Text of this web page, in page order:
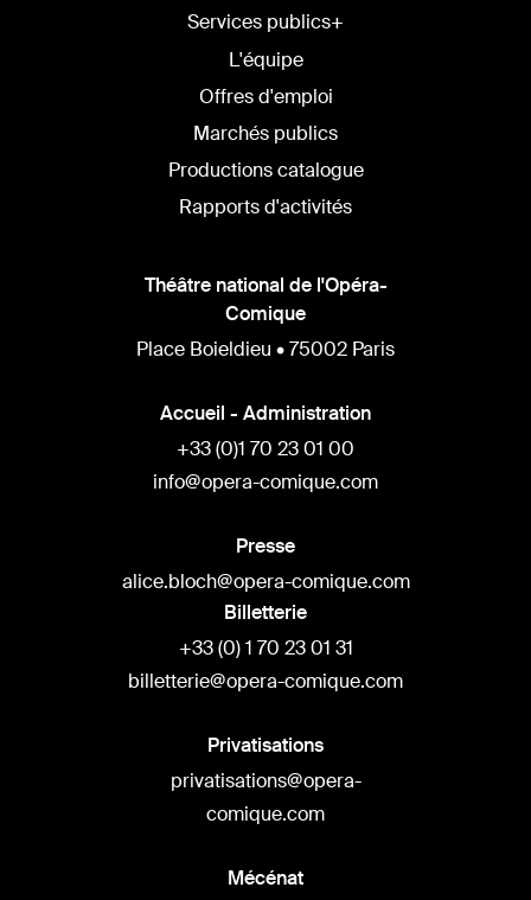
Services publics+
L'équipe
Offres d'emploi
Marchés publics
Productions catalogue
Rapports d'activités
Théâtre national de l'Opéra-
Comique
Place Boieldieu • 75002 Paris
Accueil - Administration
+33 (0)1 70 23 01 00
info@opera-comique.com
Presse
alice.bloch@opera-comique.com
Billetterie
+33 (0) 1 70 23 01 31
billetterie@opera-comique.com
Privatisations
privatisations@opera-
comique.com
Mécénat